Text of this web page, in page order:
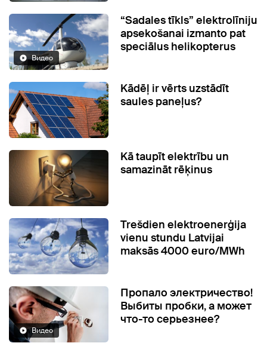
Видео
“Sadales tīkls” elektrolīniju
apsekošanai izmanto pat
speciālus helikopterus
Kādēļ ir vērts uzstādīt
saules paneļus?
Kā taupīt elektrību un
samazināt rēķinus
Trešdien elektroenerģija
vienu stundu Latvijai
maksās 4000 euro/MWh
Видео
Пропало электричество!
Выбиты пробки, а может
что-то серьезнее?